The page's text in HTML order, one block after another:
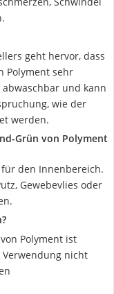
geht hervor, dass
Polyment sehr
und kann
wie der
werden.
Grün von Polyment
den Innenbereich.
Gewebevlies oder
Polyment ist
nicht